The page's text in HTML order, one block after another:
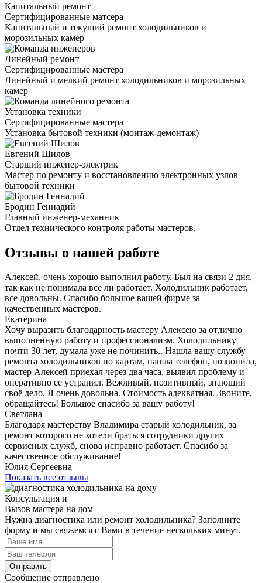
Капитальный ремонт
Сертифицированные матсера
Капитальный и текущий ремонт холодильников и
морозильных камер
Линейный ремонт
Сертифицированные мастера
Линейный и мелкий ремонт холодильников и морозильных
камер
Установка техники
Сертифицированные мастера
Установка бытовой техники (монтаж-демонтаж)
Евгений Шилов
Старший инженер-электрик
Мастер по ремонту и восстановлению электронных узлов
бытовой техники
Бродин Геннадий
Главный инженер-механник
Отдел технического контроля работы мастеров.
Отзывы о нашей работе
Алексей, очень хорошо выполнил работу. Был на связи 2 дня,
так как не понимала все ли работает. Холодильник работает,
все довольны. Спасибо большое вашей фирме за
качественных мастеров.
Екатерина
Хочу выразить благодарность мастеру Алексею за отлично
выполненную работу и профессионализм. Холодильнику
почти 30 лет, думала уже не починить.. Нашла вашу службу
ремонта холодильников по картам, нашла телефон, позвонила,
мастер Алексей приехал через два часа, выявил проблему и
оперативно ее устранил. Вежливый, позитивный, знающий
своё дело. Я очень довольна. Стоимость адекватная. Звоните,
обращайтесь! Большое спасибо за вашу работу!
Светлана
Благодаря мастерству Владимира старый холодильник, за
ремонт которого не хотели браться сотрудники других
сервисных служб, снова исправно работает. Спасибо за
качественное обслуживание!
Юлия Сергеевна
Показать все отзывы
Консультация и
Вызов мастера на дом
Нужна диагностика или ремонт холодильника? Заполните
форму и мы свяжемся с Вами в течение нескольких минут.
Отправить
Сообщение отправлено